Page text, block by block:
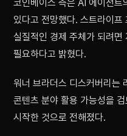
코인베이스 측은 AI 에이전트
있다고 전망했다. 스트라이
실질적인 경제 주체가 되려면
필요하다고 밝혔다.
워너 브라더스 디스커버리는
콘텐츠 분야 활용 가능성을
시작한 것으로 전해졌다.